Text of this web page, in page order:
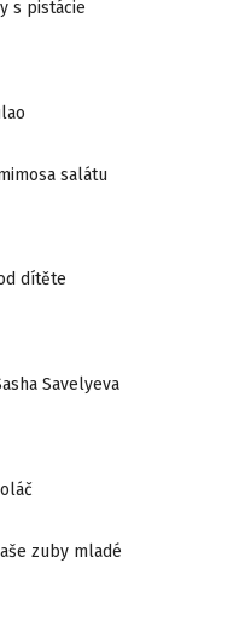
s pistácie
salátu
dítěte
Savelyeva
zuby mladé